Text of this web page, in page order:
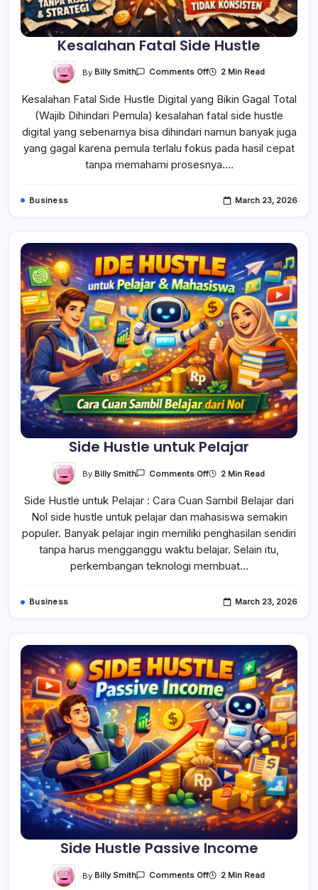
Kesalahan Fatal Side Hustle
By Billy Smith Comments OffOn
Side
Hustle
2 Min Read
Kesalahan Fatal Side Hustle Digital yang Bikin Gagal Total
(Wajib Dihindari Pemula) kesalahan fatal side hustle
digital yang sebenarnya bisa dihindari namun banyak juga
yang gagal karena pemula terlalu fokus pada hasil cepat
tanpa memahami prosesnya.…
Business March 23, 2026
Side Hustle untuk Pelajar
By Billy Smith Comments OffOn
Untuk
2 Min Read
Side Hustle untuk Pelajar : Cara Cuan Sambil Belajar dari
Nol side hustle untuk pelajar dan mahasiswa semakin
populer. Banyak pelajar ingin memiliki penghasilan sendiri
tanpa harus mengganggu waktu belajar. Selain itu,
perkembangan teknologi membuat…
Business March 23, 2026
Side Hustle Passive Income
By Billy Smith Comments OffOn 2 Min Read